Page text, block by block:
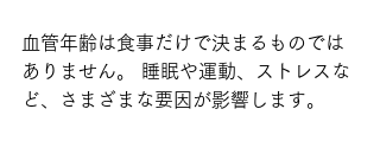
血管年齢は食事だけで決まるものでは
ありません。 睡眠や運動、ストレスな
ど、さまざまな要因が影響します。